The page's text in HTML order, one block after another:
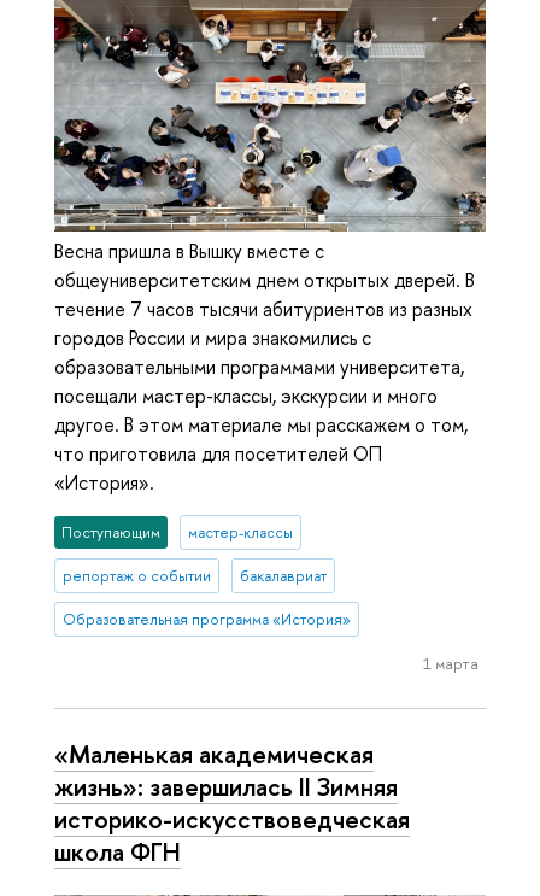
Весна пришла в Вышку вместе с
общеуниверситетским днем открытых дверей. В
течение 7 часов тысячи абитуриентов из разных
городов России и мира знакомились с
образовательными программами университета,
посещали мастер-классы, экскурсии и много
другое. В этом материале мы расскажем о том,
что приготовила для посетителей ОП
«История».
Поступающим мастер-классы
репортаж о событии бакалавриат
Образовательная программа «История»
1 марта
«Маленькая академическая
жизнь»: завершилась II Зимняя
историко-искусствоведческая
школа ФГН